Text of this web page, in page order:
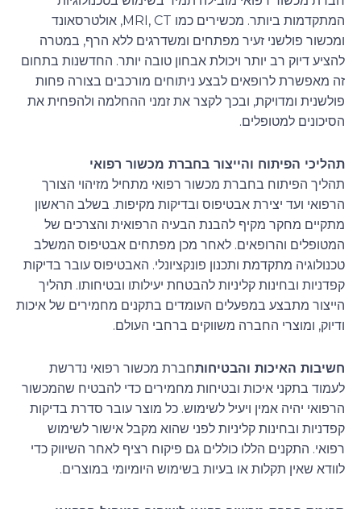
המתקדמות ביותר. מכשירים כמו MRI, CT, אולטרסאונד
ומכשור פולשני זעיר מפתחים ומשדרגים ללא הרף, במטרה
להציע דיוק רב יותר ויכולת אבחון טובה יותר. החדשנות בתחום
זה מאפשרת לרופאים לבצע ניתוחים מורכבים בצורה פחות
פולשנית ומדויקת, ובכך לקצר את זמני ההחלמה ולהפחית את
הסיכונים למטופלים.
תהליכי הפיתוח והייצור בחברת מכשור רפואי
תהליך הפיתוח בחברת מכשור רפואי מתחיל מזיהוי הצורך
הרפואי ועד יצירת אבטיפוס ובדיקות מקיפות. בשלב הראשון
מתקיים מחקר מקיף להבנת הבעיה הרפואית והצרכים של
המטופלים והרופאים. לאחר מכן מפתחים אבטיפוס המשלב
טכנולוגיה מתקדמת ותכנון פונקציונלי. האבטיפוס עובר בדיקות
קפדניות ובחינות קליניות להבטחת יעילותו ובטיחותו. תהליך
הייצור מתבצע במפעלים העומדים בתקנים מחמירים של איכות
ודיוק, ומוצרי החברה משווקים ברחבי העולם.
חשיבות האיכות והבטיחותחברת מכשור רפואי נדרשת
לעמוד בתקני איכות ובטיחות מחמירים כדי להבטיח שהמכשור
הרפואי יהיה אמין ויעיל לשימוש. כל מוצר עובר סדרת בדיקות
קפדניות ובחינות קליניות לפני שהוא מקבל אישור לשימוש
רפואי. התקנים הללו כוללים גם פיקוח רציף לאחר השיווק כדי
לוודא שאין תקלות או בעיות בשימוש היומיומי במוצרים.